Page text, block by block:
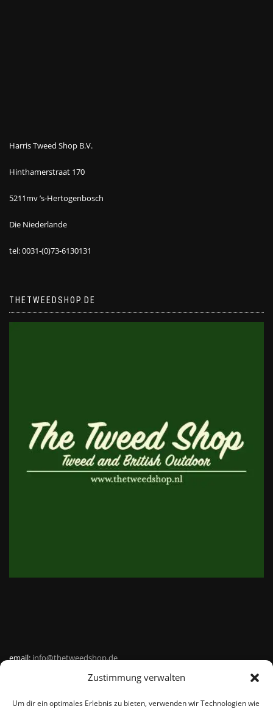
Zustimmung verwalten
Um dir ein optimales Erlebnis zu bieten, verwenden wir Technologien wie
Harris Tweed Shop B.V.
Hinthamerstraat 170
5211mv ’s-Hertogenbosch
Die Niederlande
tel: 0031-(0)73-6130131
THETWEEDSHOP.DE
email:info@thetweedshop.de
Kvk Nummer: 88959732